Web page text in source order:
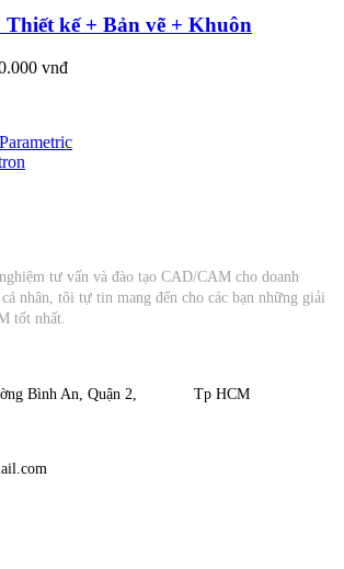
Thiết kế + Bản vẽ + Khuôn
vnđ
tư vấn và đào tạo CAD/CAM cho doanh
nhân, tôi tự tin mang đến cho các bạn những giải
tốt nhất.
Bình An, Quận 2, Tp HCM